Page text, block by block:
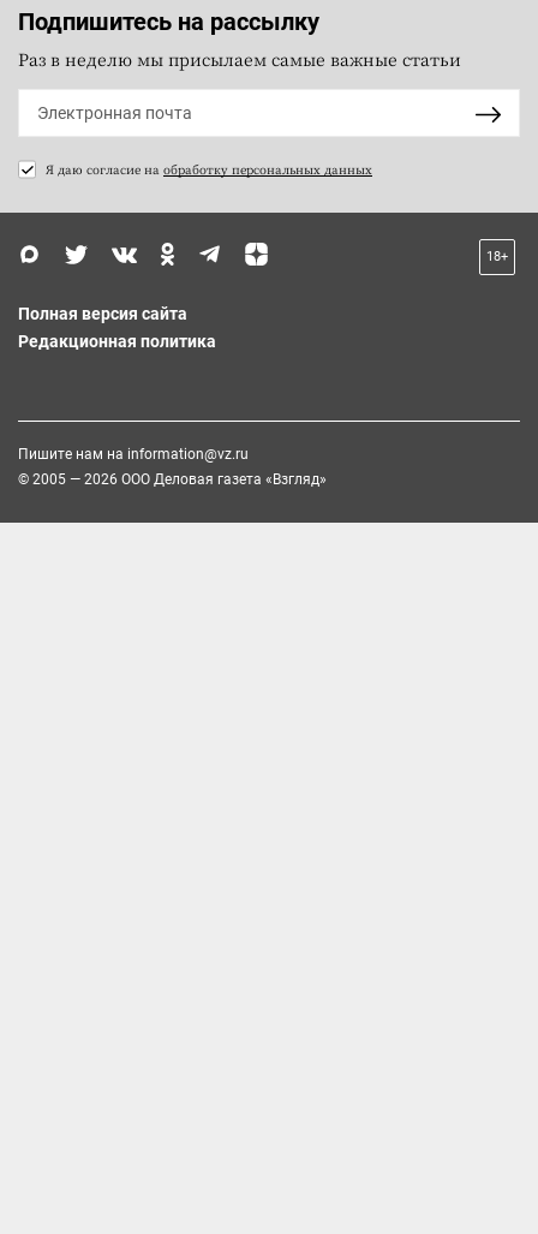
Подпишитесь на рассылку
Раз в неделю мы присылаем самые важные статьи
Я даю согласие на обработку персональных данных
18+
Полная версия сайта
Редакционная политика
Пишите нам на information@vz.ru
© 2005 — 2026 ООО Деловая газета «Взгляд»